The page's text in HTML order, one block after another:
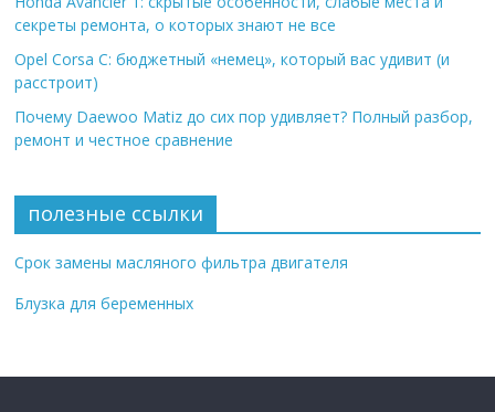
секреты ремонта, о которых знают не все
Opel Corsa C: бюджетный «немец», который вас удивит (и
расстроит)
Почему Daewoo Matiz до сих пор удивляет? Полный разбор,
ремонт и честное сравнение
полезные ссылки
Срок замены масляного фильтра двигателя
Блузка для беременных